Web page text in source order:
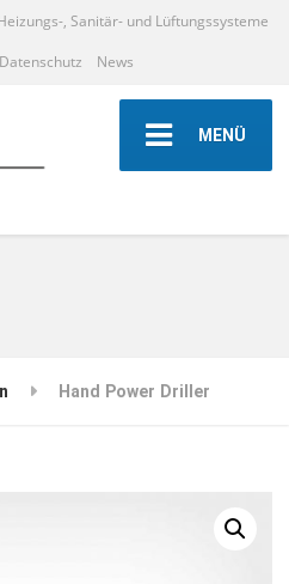
, Sanitär- und Lüftungssysteme
Datenschutz News
MENÜ
Hand Power Driller